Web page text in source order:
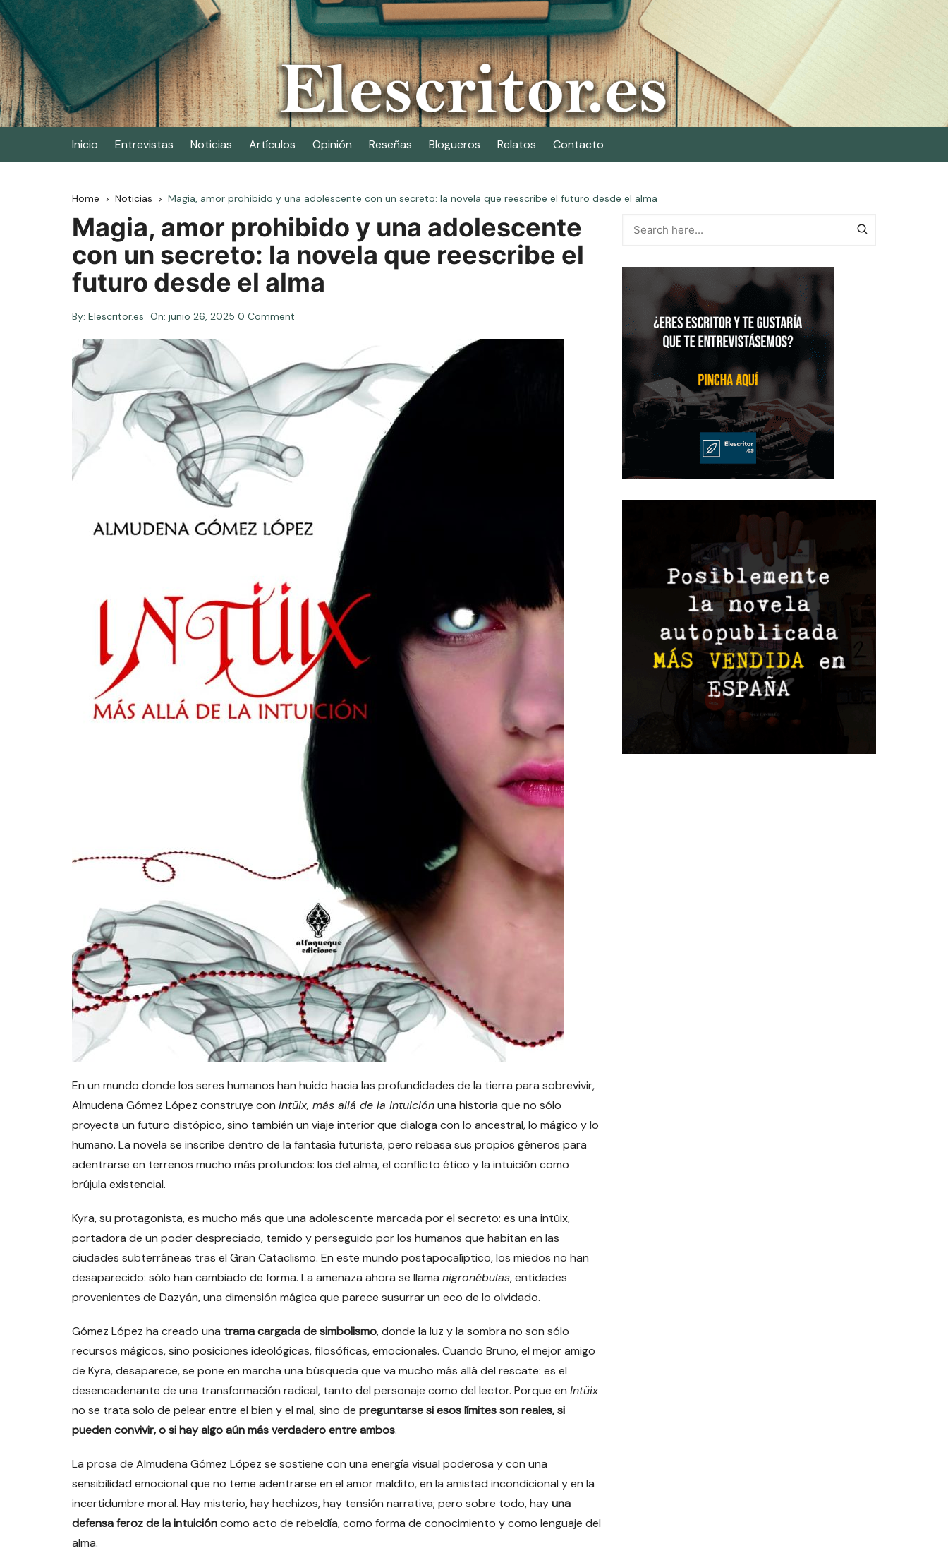
Skip
to
content
Elescritor.es
El periódico digital de los escritores
Inicio Entrevistas Noticias Artículos Opinión Reseñas Blogueros Relatos Contacto
Home Noticias Magia, amor prohibido y una adolescente con un secreto: la novela que reescribe el futuro desde el alma
Magia, amor prohibido y una adolescente
con un secreto: la novela que reescribe el
futuro desde el alma
By: Elescritor.es On: junio 26, 2025 0 Comment
En un mundo donde los seres humanos han huido hacia las profundidades de la tierra para sobrevivir,
Almudena Gómez López construye con Intüix, más allá de la intuiciónuna historia que no sólo
proyecta un futuro distópico, sino también un viaje interior que dialoga con lo ancestral, lo mágico y lo
humano. La novela se inscribe dentro de la fantasía futurista, pero rebasa sus propios géneros para
adentrarse en terrenos mucho más profundos: los del alma, el conflicto ético y la intuición como
brújula existencial.
Kyra, su protagonista, es mucho más que una adolescente marcada por el secreto: es una intüix,
portadora de un poder despreciado, temido y perseguido por los humanos que habitan en las
ciudades subterráneas tras el Gran Cataclismo. En este mundo postapocalíptico, los miedos no han
desaparecido: sólo han cambiado de forma. La amenaza ahora se llama nigronébulas, entidades
provenientes de Dazyán, una dimensión mágica que parece susurrar un eco de lo olvidado.
Gómez López ha creado una trama cargada de simbolismo, donde la luz y la sombra no son sólo
recursos mágicos, sino posiciones ideológicas, filosóficas, emocionales. Cuando Bruno, el mejor amigo
de Kyra, desaparece, se pone en marcha una búsqueda que va mucho más allá del rescate: es el
desencadenante de una transformación radical, tanto del personaje como del lector. Porque en Intüix
no se trata solo de pelear entre el bien y el mal, sino de preguntarse si esos límites son reales, si
pueden convivir, o si hay algo aún más verdadero entre ambos.
La prosa de Almudena Gómez López se sostiene con una energía visual poderosa y con una
sensibilidad emocional que no teme adentrarse en el amor maldito, en la amistad incondicional y en la
incertidumbre moral. Hay misterio, hay hechizos, hay tensión narrativa; pero sobre todo, hayuna
defensa feroz de la intuicióncomo acto de rebeldía, como forma de conocimiento y como lenguaje del
alma.